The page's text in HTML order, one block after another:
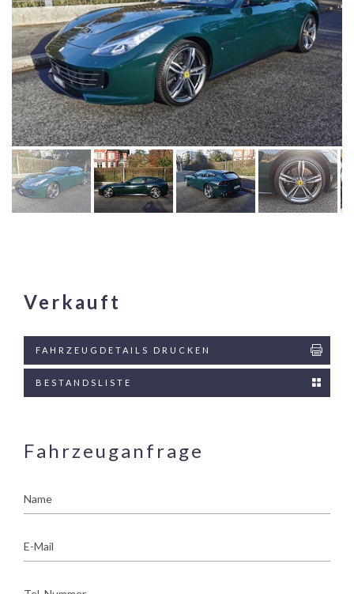
Verkauft
FAHRZEUGDETAILS DRUCKEN
BESTANDSLISTE
Fahrzeuganfrage
Mail